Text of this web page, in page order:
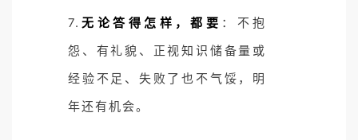
7. 无论答得怎样，都要 ：不抱
怨、有礼貌、正视知识储备量或
经验不足、失败了也不气馁，明
年还有机会。